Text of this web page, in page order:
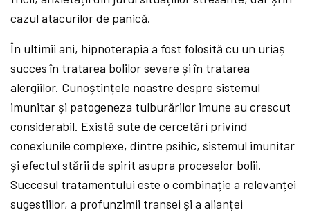
cazul atacurilor de panică.
În ultimii ani, hipnoterapia a fost folosită cu un uriaș
succes în tratarea bolilor severe și în tratarea
alergiilor. Cunoștințele noastre despre sistemul
imunitar și patogeneza tulburărilor imune au crescut
considerabil. Există sute de cercetări privind
conexiunile complexe, dintre psihic, sistemul imunitar
și efectul stării de spirit asupra proceselor bolii.
Succesul tratamentului este o combinație a relevanței
sugestiilor, a profunzimii transei și a alianței